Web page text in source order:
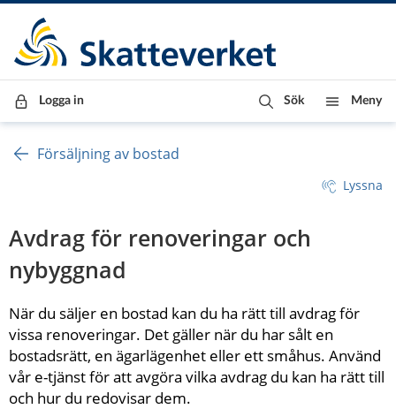
Till innehåll
Till navigationen
Till chattrobot
Logga in Sök Meny
Försäljning av bostad
Lyssna
Avdrag för renoveringar och
nybyggnad
När du säljer en bostad kan du ha rätt till avdrag för
vissa renoveringar. Det gäller när du har sålt en
bostadsrätt, en ägarlägenhet eller ett småhus. Använd
vår e-tjänst för att avgöra vilka avdrag du kan ha rätt till
och hur du redovisar dem.